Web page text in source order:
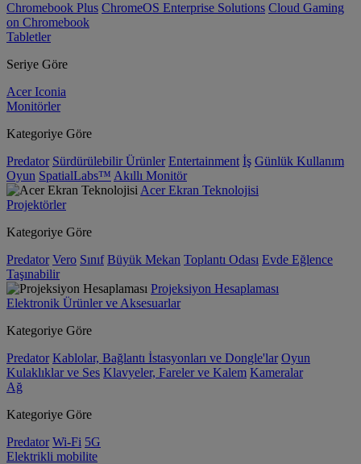
Chromebook Plus ChromeOS Enterprise Solutions Cloud Gaming
on Chromebook
Tabletler
Seriye Göre
Acer Iconia
Monitörler
Kategoriye Göre
Predator Sürdürülebilir Ürünler Entertainment İş Günlük Kullanım
Oyun SpatialLabs™ Akıllı Monitör
Acer Ekran Teknolojisi
Projektörler
Kategoriye Göre
Predator Vero Sınıf Büyük Mekan Toplantı Odası Evde Eğlence
Taşınabilir
Projeksiyon Hesaplaması
Elektronik Ürünler ve Aksesuarlar
Kategoriye Göre
Predator Kablolar, Bağlantı İstasyonları ve Dongle'lar Oyun
Kulaklıklar ve Ses Klavyeler, Fareler ve Kalem Kameralar
Ağ
Kategoriye Göre
Predator Wi-Fi 5G
Elektrikli mobilite